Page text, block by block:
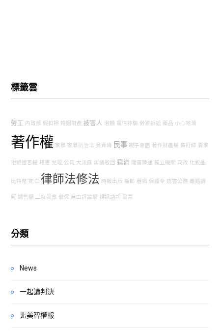
標籤雲
勞工 內政部 假扣押 婚姻財產 被害人 泡麵 電信詐騙 勞資訴訟 藥品 小心地滑
著作權 家暴 家暴防治法 吳青峰 民事 親子會面 著作財產權 蘇打綠 賣家
拒絕證言權 釋憲 兌現 公司 大法庭 再議駁回 竊盜 開審陳述 獨立機關 司改 化妝品
比特幣 死亡 律師法修法 時報出版 新郎 器捐 保護令 妨害公務 離婚調
解 銷售額 二度就業 健保 自由評論網 視訊諮詢 發票
分類
News
一起讀判決
北美智權報